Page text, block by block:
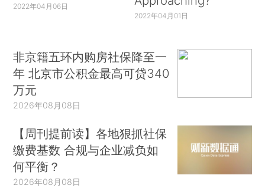
2022年04月06日
2022年04月01日
非京籍五环内购房社保降至一
年 北京市公积金最高可贷340
万元
2026年08月08日
【周刊提前读】各地狠抓社保
缴费基数 合规与企业减负如
何平衡？
2026年08月08日